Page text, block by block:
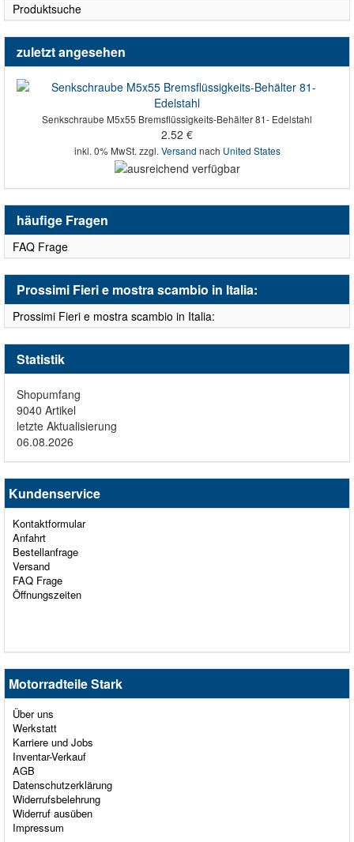
Produktsuche
zuletzt angesehen
Senkschraube M5x55 Bremsflüssigkeits-Behälter 81- Edelstahl
2.52 €
inkl. 0% MwSt. zzgl.Versand nach United States
häufige Fragen
FAQ Frage
Prossimi Fieri e mostra scambio in Italia:
Prossimi Fieri e mostra scambio in Italia:
Statistik
Shopumfang
9040 Artikel
letzte Aktualisierung
06.08.2026
Kundenservice
Kontaktformular
Anfahrt
Bestellanfrage
Versand
FAQ Frage
Öffnungszeiten
Motorradteile Stark
Über uns
Werkstatt
Karriere und Jobs
Inventar-Verkauf
AGB
Datenschutzerklärung
Widerrufsbelehrung
Widerruf ausüben
Impressum